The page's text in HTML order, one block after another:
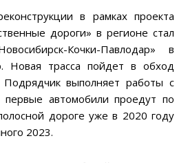
в рамках проекта
дороги» в регионе стал
Кочки-Павлодар» в
Новая трасса пойдет в обход
Подрядчик выполняет работы с
автомобили проедут по
дороге уже в 2020 году
2023.